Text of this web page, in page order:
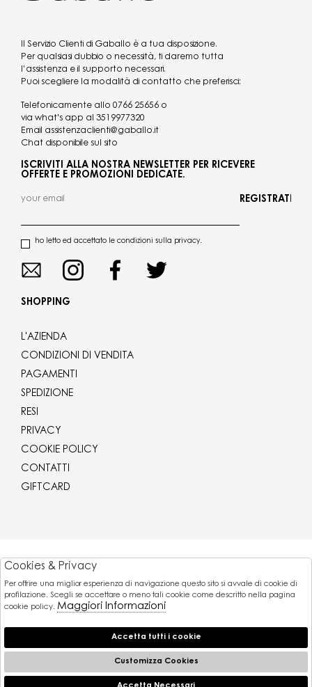
Il Servizio Clienti di Gaballo è a tua disposizione.
Per qualsiasi dubbio o necessità, ti daremo tutta
l’assistenza e il supporto necessari.
Puoi scegliere la modalità di contatto che preferisci:
Telefonicamente allo 0766 25656 o
via what's app al 3519977320
Email assistenzaclienti@gaballo.it
Chat disponibile sul sito
ISCRIVITI ALLA NOSTRA NEWSLETTER PER RICEVERE
OFFERTE E PROMOZIONI DEDICATE.
ho letto ed accettato le condizioni sulla privacy.
REGISTRATI
SHOPPING
L'AZIENDA
CONDIZIONI DI VENDITA
PAGAMENTI
SPEDIZIONE
RESI
PRIVACY
COOKIE POLICY
CONTATTI
GIFTCARD
Powered by
Atelier
Pagamenti
Cookies & Privacy
Per offrire una miglior esperienza di navigazione questo sito si avvale di cookie di
profilazione. Scegli se accettare o meno tali cookie come descritto nella pagina
cookie policy. Maggiori Informazioni
Accetta tutti i cookie
Customizza Cookies